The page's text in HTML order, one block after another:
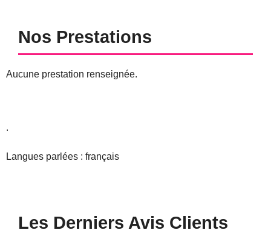
Nos Prestations
Aucune prestation renseignée.
.
Langues parlées : français
Les Derniers Avis Clients